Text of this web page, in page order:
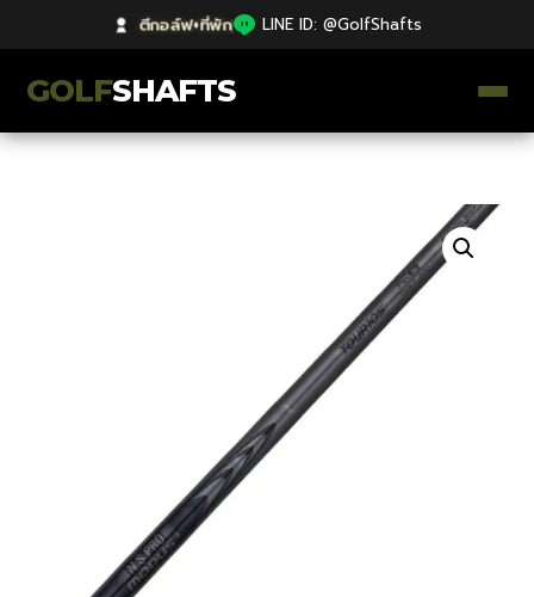
ตีกอล์ฟ+ที่พัก| LINE ID: @GolfShafts
GOLFSHAFTS
ก้านโม Premium
ไม้กอล์ฟมือสอง Japan
Grips
Clubmaking Supplies